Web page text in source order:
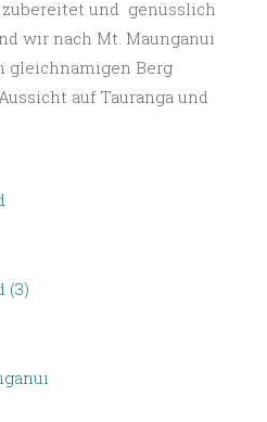
zubereitet und genüsslich
wir nach Mt. Maunganui
gleichnamigen Berg
auf Tauranga und